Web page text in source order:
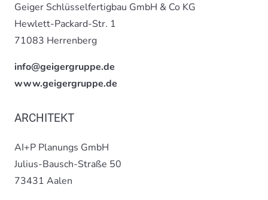
Geiger Schlüsselfertigbau GmbH & Co KG
Hewlett-Packard-Str. 1
71083 Herrenberg
info@geigergruppe.de
www.geigergruppe.de
ARCHITEKT
AI+P Planungs GmbH
Julius-Bausch-Straße 50
73431 Aalen